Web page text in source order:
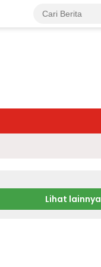
Lihat lainnya